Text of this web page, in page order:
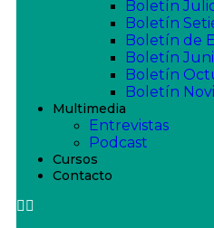
Boletín
Boletín
Boletín de
Boletín
Boletín
Boletín
Multimedia
Entrevistas
Podcast
Cursos
Contacto